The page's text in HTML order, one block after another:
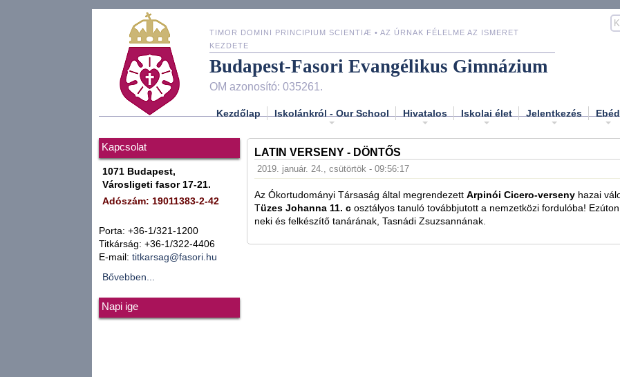
TIMOR DOMINI PRINCIPIUM SCIENTIÆ • AZ ÚRNAK FÉLELME AZ ISMERET
KEZDETE
Budapest-Fasori Evangélikus Gimnázium
OM azonosító: 035261.
Kezdőlap Iskolánkról - Our School Hivatalos Iskolai élet Jelentkezés Ebéd
Kapcsolat
1071 Budapest,
Városligeti fasor 17-21.
Adószám: 19011383-2-42
Porta: +36-1/321-1200
Titkárság: +36-1/322-4406
E-mail: titkarsag@fasori.hu
Bővebben...
Napi ige
LATIN VERSENY - DÖNTŐS
2019. január. 24., csütörtök - 09:56:17
Az Ókortudományi Társaság által megrendezett Arpinói Cicero-verseny hazai
Tüzes Johanna 11. c osztályos tanuló továbbjutott a nemzetközi fordulóba!
neki és felkészítő tanárának, Tasnádi Zsuzsannának.